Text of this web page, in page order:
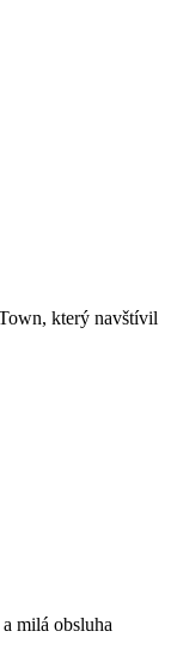
který navštívil
milá obsluha